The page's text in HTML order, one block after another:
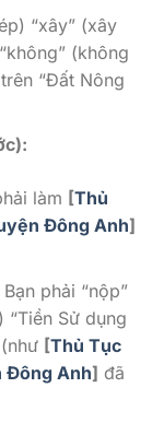
“xây” (xây
(không
“Đất Nông
làm [Thủ
Đông Anh]
phải “nộp”
“Tiền Sử dụng
[Thủ Tục
Đông Anh] đã